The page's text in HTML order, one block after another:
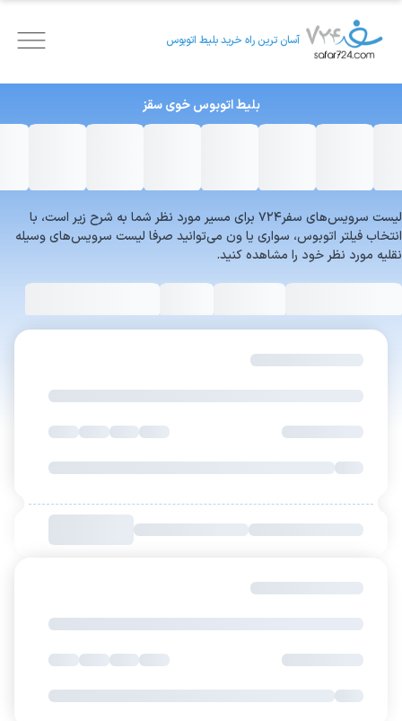
آسان ترین راه خرید بلیط اتوبوس
بلیط اتوبوس خوی سقز
لیست سرویس‌های سفر۷۲۴ برای مسیر مورد نظر شما به شرح زیر است، با
انتخاب فیلتر اتوبوس، سواری یا ون می‌توانید صرفا لیست سرویس‌های وسیله
نقلیه مورد نظر خود را مشاهده کنید.